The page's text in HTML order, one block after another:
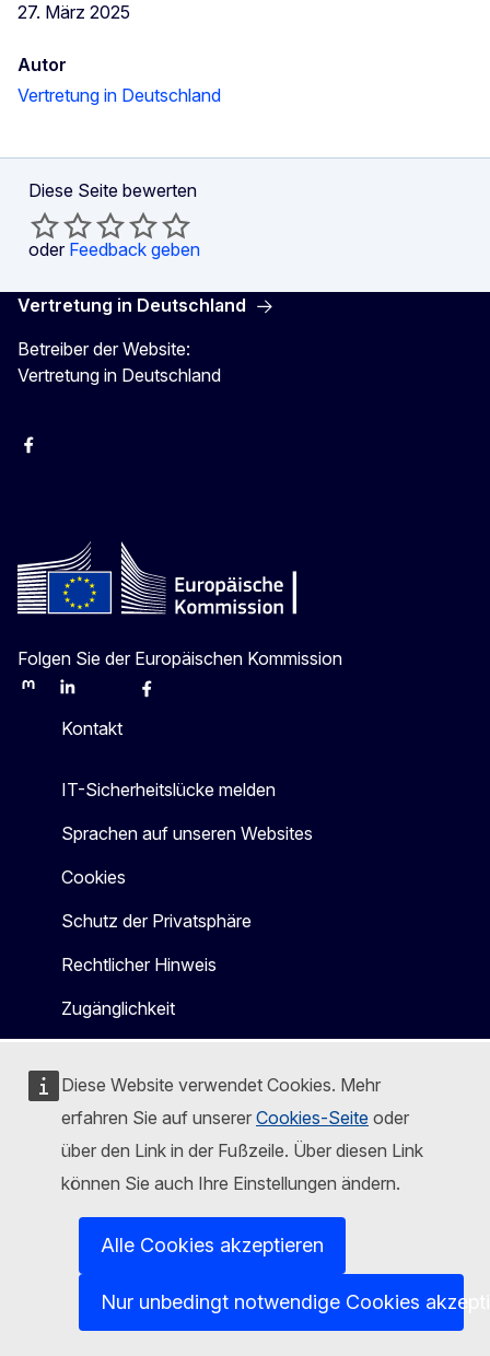
Diese Website verwendet Cookies. Mehr
erfahren Sie auf unserer Cookies-Seite oder
über den Link in der Fußzeile. Über diesen Link
können Sie auch Ihre Einstellungen ändern.
Alle Cookies akzeptieren
Nur unbedingt notwendige Cookies
27. März 2025
Autor
Vertretung in Deutschland
Diese Seite bewerten
oder Feedback geben
Vertretung in Deutschland
Betreiber der Website:
Vertretung in Deutschland
facebook
Folgen Sie der Europäischen Kommission
MastodonLinkedInBlueskyFacebook
Kontakt
IT-Sicherheitslücke melden
Sprachen auf unseren Websites
Cookies
Schutz der Privatsphäre
Rechtlicher Hinweis
Zugänglichkeit